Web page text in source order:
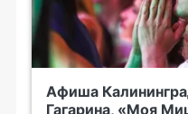
Афиша
Гагарина, «Моя